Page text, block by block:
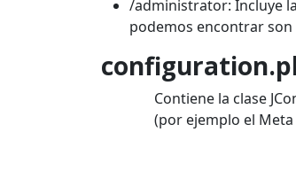
/administrator: Incluye
podemos encontrar
Contiene la clase
(por ejemplo el